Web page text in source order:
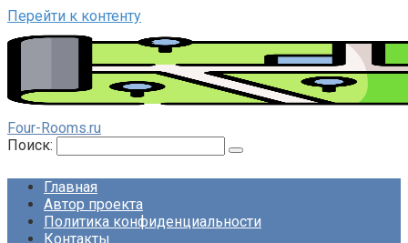
Перейти к контенту
Four-Rooms.ru
Поиск:
Главная
Автор проекта
Политика конфиденциальности
Контакты